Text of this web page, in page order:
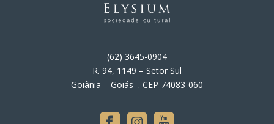
(62) 3645-0904
R. 94, 1149 – Setor Sul
Goiânia – Goiás . CEP 74083-060